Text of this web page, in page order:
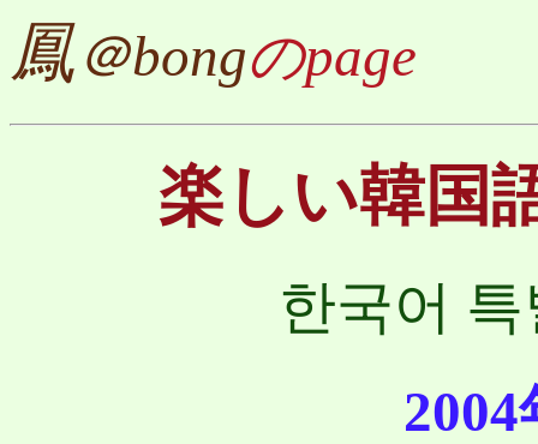
鳳＠bongのpage
楽しい韓国
한국어
2004